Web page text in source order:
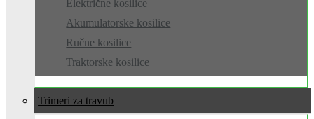
Električne kosilice
Akumulatorske kosilice
Ručne kosilice
Traktorske kosilice
Trimeri za travu